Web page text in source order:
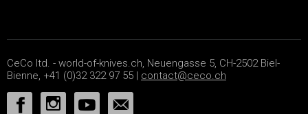
CeCo ltd. - world-of-knives.ch, Neuengasse 5, CH-2502 Biel-
Bienne, +41 (0)32 322 97 55 | contact@ceco.ch